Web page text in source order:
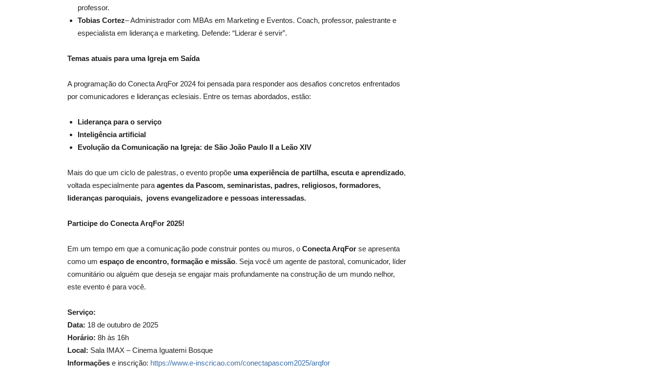
professor.
Tobias Cortez– Administrador com MBAs em Marketing e Eventos. Coach, professor, palestrante e
especialista em liderança e marketing. Defende: “Liderar é servir”.
Temas atuais para uma Igreja em Saída
A programação do Conecta ArqFor 2024 foi pensada para responder aos desafios concretos enfrentados
por comunicadores e lideranças eclesiais. Entre os temas abordados, estão:
Liderança para o serviço
Inteligência artificial
Evolução da Comunicação na Igreja: de São João Paulo II a Leão XIV
Mais do que um ciclo de palestras, o evento propõe uma experiência de partilha, escuta e aprendizado,
voltada especialmente paraagentes da Pascom, seminaristas, padres, religiosos, formadores,
lideranças paroquiais, jovens evangelizadore e pessoas interessadas.
Participe do Conecta ArqFor 2025!
Em um tempo em que a comunicação pode construir pontes ou muros, o Conecta ArqFor se apresenta
como um espaço de encontro, formação e missão. Seja você um agente de pastoral, comunicador, líder
comunitário ou alguém que deseja se engajar mais profundamente na construção de um mundo nelhor,
este evento é para você.
Serviço:
Data: 18 de outubro de 2025
Horário: 8h às 16h
Local: Sala IMAX – Cinema Iguatemi Bosque
Informações e inscrição: https://www.e-inscricao.com/conectapascom2025/arqfor